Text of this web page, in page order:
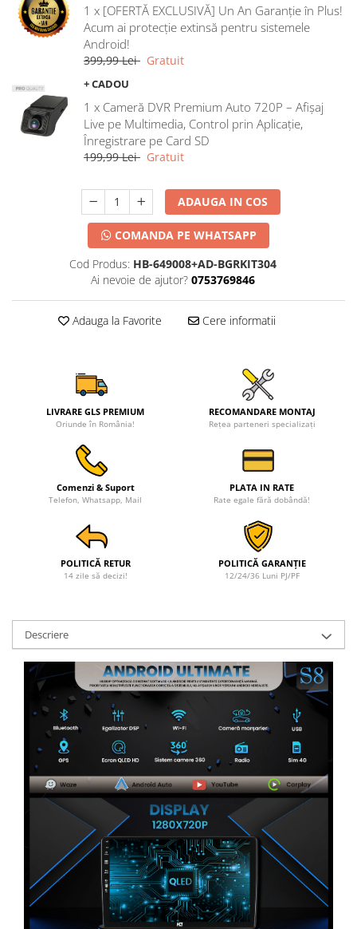
1 x [OFERTĂ EXCLUSIVĂ] Un An Garanție în Plus!
Acum ai protecție extinsă pentru sistemele
Android!
399,99 Lei Gratuit
+ CADOU
1 x Cameră DVR Premium Auto 720P – Afișaj
Live pe Multimedia, Control prin Aplicație,
Înregistrare pe Card SD
199,99 Lei Gratuit
ADAUGA IN COS
COMANDA PE WHATSAPP
Cod Produs: HB-649008+AD-BGRKIT304
Ai nevoie de ajutor? 0753769846
Adauga la Favorite Cere informatii
LIVRARE GLS PREMIUM
Oriunde în România!
RECOMANDARE MONTAJ
Rețea parteneri specializați
Comenzi & Suport
Telefon, Whatsapp, Mail
PLATA IN RATE
Rate egale fără dobândă!
POLITICĂ RETUR
14 zile să decizi!
POLITICĂ GARANȚIE
12/24/36 Luni PJ/PF
Descriere